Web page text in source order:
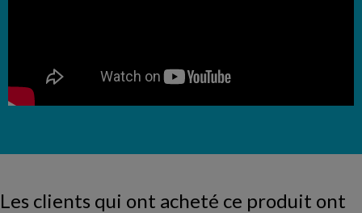
Les clients qui ont acheté ce produit ont